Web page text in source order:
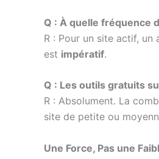
Q : À quelle fréquence
R : Pour un site actif,
est impératif.
Q : Les outils gratuits
R : Absolument. La
site de petite ou
Une Force, Pas une